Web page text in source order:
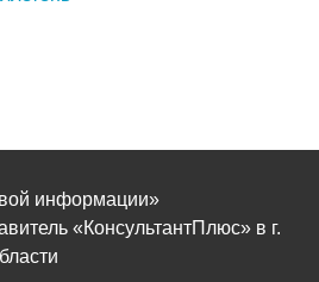
информации»
«КонсультантПлюс» в г.